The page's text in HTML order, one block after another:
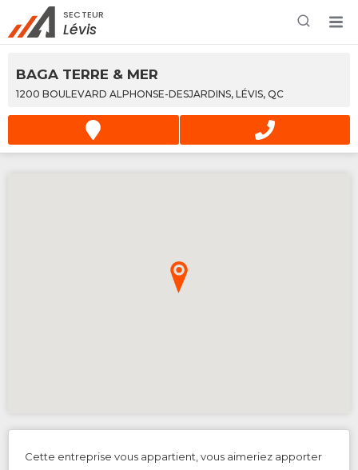
Rechercher à proximité - Entreprise / Rabais /
Services
SECTEUR
Lévis
BAGA TERRE & MER
1200 BOULEVARD ALPHONSE-DESJARDINS, LÉVIS, QC
Cette entreprise vous appartient, vous aimeriez apporter